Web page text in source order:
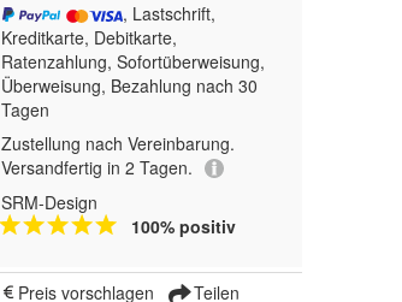
, Lastschrift,
Kreditkarte, Debitkarte,
Ratenzahlung, Sofortüberweisung,
Überweisung, Bezahlung nach 30
Tagen
Zustellung nach Vereinbarung.
Versandfertig in 2 Tagen.
SRM-Design
100% positiv
Preis vorschlagen Teilen